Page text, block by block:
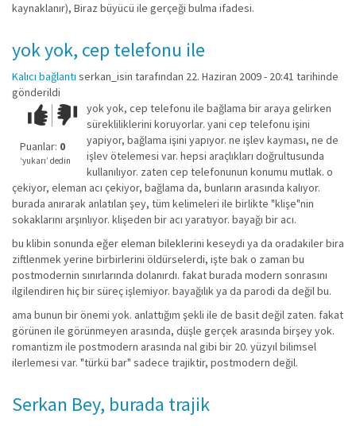
kaynaklanır), Biraz büyücü ile gerçeği bulma ifadesi.
yok yok, cep telefonu ile
Kalıcı bağlantı serkan_isin tarafından 22. Haziran 2009 - 20:41 tarihinde
gönderildi
Çok iyi!O
kadar
iyi
değil!
Puanlar: 0
‘yukarı’ dedin
yok yok, cep telefonu ile bağlama bir araya gelirken
sürekliliklerini koruyorlar. yani cep telefonu işini
yapiyor, bağlama işini yapıyor. ne işlev kayması, ne de
işlev ötelemesi var. hepsi araçlıkları doğrultusunda
kullanılıyor. zaten cep telefonunun konumu mutlak. o
çekiyor, eleman acı çekiyor, bağlama da, bunların arasında kalıyor.
burada anırarak anlatılan şey, tüm kelimeleri ile birlikte "klişe"nin
sokaklarını arşınlıyor. klişeden bir acı yaratıyor. bayağı bir acı.
bu klibin sonunda eğer eleman bileklerini keseydi ya da oradakiler bira
ziftlenmek yerine birbirlerini öldürselerdi, işte bak o zaman bu
postmodernin sınırlarında dolanırdı. fakat burada modern sonrasını
ilgilendiren hiç bir süreç işlemiyor. bayağılık ya da parodi da değil bu.
ama bunun bir önemi yok. anlattığım şekli ile de basit değil zaten. fakat
görünen ile görünmeyen arasında, düşle gerçek arasında birşey yok.
romantizm ile postmodern arasında nal gibi bir 20. yüzyıl bilimsel
ilerlemesi var. "türkü bar" sadece trajiktir, postmodern değil.
Serkan Bey, burada trajik